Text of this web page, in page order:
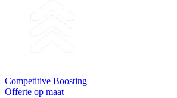
Competitive Boosting
Offerte op maat